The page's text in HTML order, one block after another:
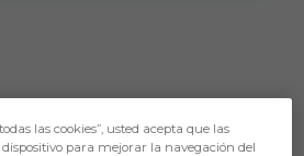
las cookies”, usted acepta que las
para mejorar la navegación del